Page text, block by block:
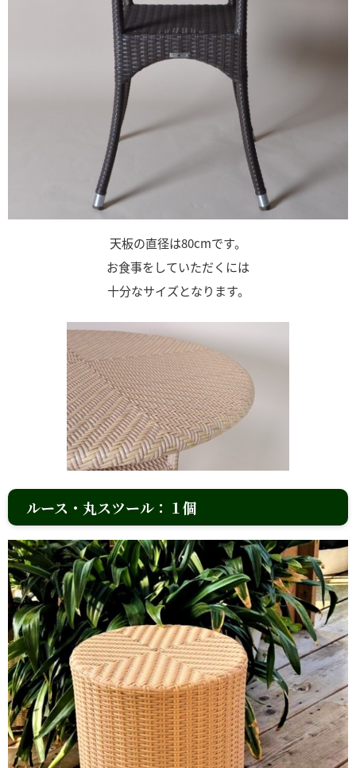
天板の直径は80cmです。
お食事をしていただくには
十分なサイズとなります。
ルース・丸スツール：１個